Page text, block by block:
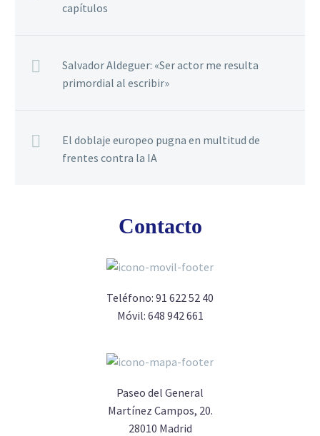
capítulos
Salvador Aldeguer: «Ser actor me resulta
primordial al escribir»
El doblaje europeo pugna en multitud de
frentes contra la IA
Contacto
Teléfono: 91 622 52 40
Móvil: 648 942 661
Paseo del General
Martínez Campos, 20.
28010 Madrid